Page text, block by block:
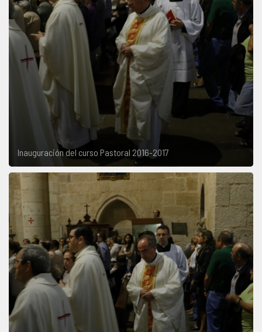
Inauguración del curso Pastoral 2016-2017